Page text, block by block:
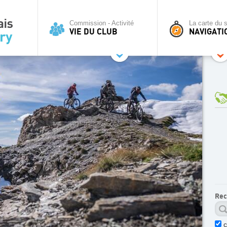
Commission - Activité
VIE DU CLUB
La carte du